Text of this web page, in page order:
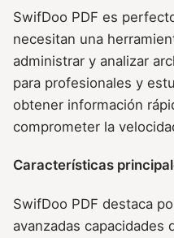
SwifDoo PDF es
necesitan una
administrar y analizar
para profesionales y
obtener información
comprometer la
Características
SwifDoo PDF destaca
avanzadas capacidades